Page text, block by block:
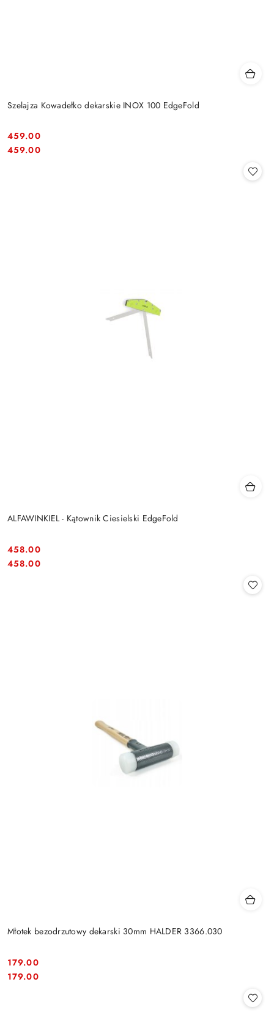
Szelajza Kowadełko dekarskie INOX 100 EdgeFold
Cena:
459.00
Cena:
459.00
ALFAWINKIEL - Kątownik Ciesielski EdgeFold
Cena:
458.00
Cena:
458.00
Młotek bezodrzutowy dekarski 30mm HALDER 3366.030
Cena:
179.00
Cena:
179.00